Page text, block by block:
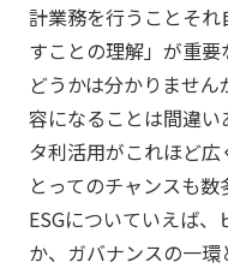
計業務を行うことそ
すことの理解」が重
どうかは分かりませ
容になることは間違
タ利活用がこれほど広
とってのチャンスも数
ESGについていえば
か、ガバナンスの一